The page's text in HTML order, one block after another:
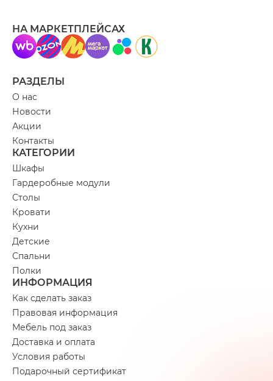
РАЗДЕЛЫ
О нас
Новости
Акции
Контакты
КАТЕГОРИИ
Шкафы
Гардеробные модули
Столы
Кровати
Кухни
Детские
Спальни
Полки
ИНФОРМАЦИЯ
Как сделать заказ
Правовая информация
Мебель под заказ
Доставка и оплата
Условия работы
Подарочный сертификат
НА МАРКЕТПЛЕЙСАХ